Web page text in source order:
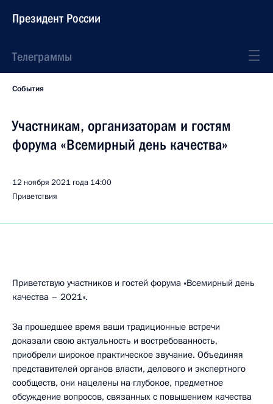
Президент России
Телеграммы
События
Участникам, организаторам и гостям
форума «Всемирный день качества»
12 ноября 2021 года 14:00
Приветствия
Приветствую участников и гостей форума «Всемирный день
качества – 2021».
За прошедшее время ваши традиционные встречи
доказали свою актуальность и востребованность,
приобрели широкое практическое звучание. Объединяя
представителей органов власти, делового и экспертного
сообществ, они нацелены на глубокое, предметное
обсуждение вопросов, связанных с повышением качества